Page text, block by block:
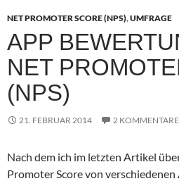
NET PROMOTER SCORE (NPS),UMFRAGE
APP
NET
(NPS)
21. FEBRUAR 2014 2 KOMMENTARE
Nach dem ich im letzten Artikel
Promoter Score von